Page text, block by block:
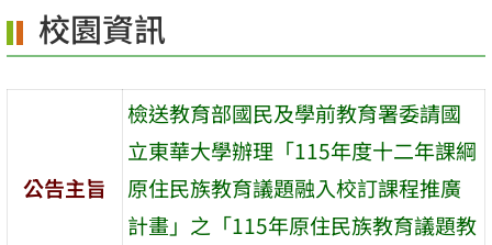
校園資訊
公告主旨
檢送教育部國民及學前教育署委請國
立東華大學辦理「115年度十二年課綱
原住民族教育議題融入校訂課程推廣
計畫」之「115年原住民族教育議題教